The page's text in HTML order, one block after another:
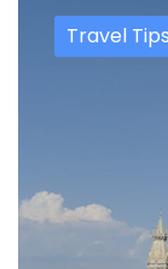
Travel Tips